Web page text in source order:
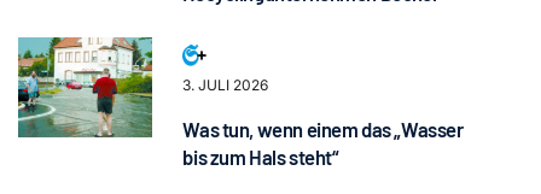
3. JULI 2026
Was tun, wenn einem das „Wasser
bis zum Hals steht“